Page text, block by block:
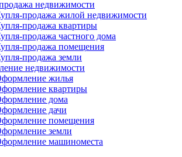
недвижимости
продажа жилой недвижимости
продажа квартиры
продажа частного дома
продажа помещения
продажа земли
недвижимости
жилья
квартиры
дома
дачи
помещения
земли
машиноместа